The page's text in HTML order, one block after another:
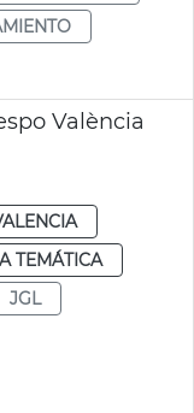
València
TEMÁTICA
JGL